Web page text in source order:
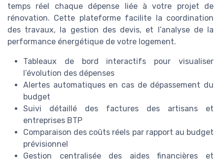
temps réel chaque dépense liée à votre projet de
rénovation. Cette plateforme facilite la coordination
des travaux, la gestion des devis, et l’analyse de la
performance énergétique de votre logement.
Tableaux de bord interactifs pour visualiser
l’évolution des dépenses
Alertes automatiques en cas de dépassement du
budget
Suivi détaillé des factures des artisans et
entreprises BTP
Comparaison des coûts réels par rapport au budget
prévisionnel
Gestion centralisée des aides financières et